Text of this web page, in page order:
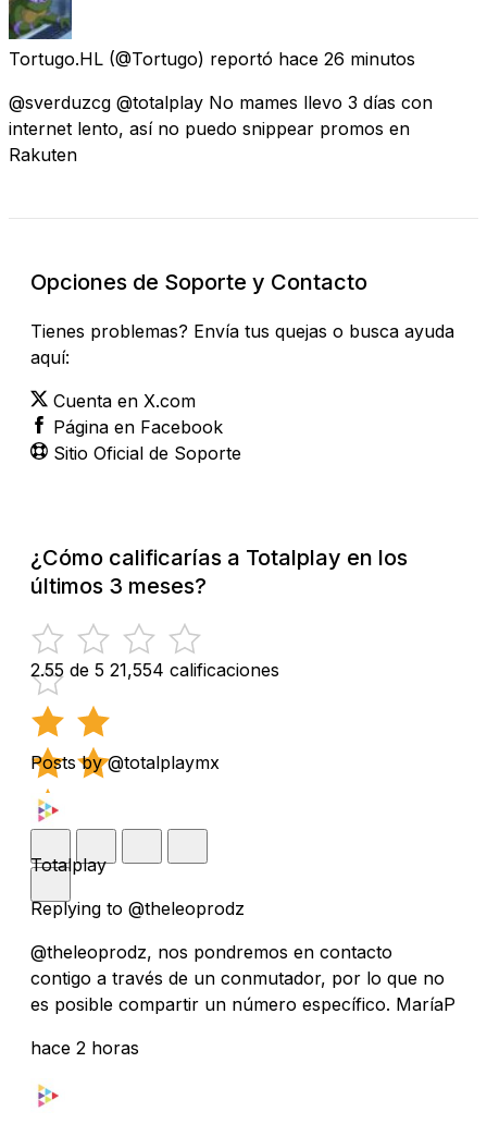
Tortugo.HL (@Tortugo) reportó hace 26 minutos
@sverduzcg @totalplay No mames llevo 3 días con
internet lento, así no puedo snippear promos en
Rakuten
Opciones de Soporte y Contacto
Tienes problemas? Envía tus quejas o busca ayuda
aquí:
Cuenta en X.com
Página en Facebook
Sitio Oficial de Soporte
¿Cómo calificarías a Totalplay en los
últimos 3 meses?
2.55 de 5 21,554 calificaciones
Posts by @totalplaymx
Totalplay
Replying to @theleoprodz
@theleoprodz, nos pondremos en contacto
contigo a través de un conmutador, por lo que no
es posible compartir un número específico. MaríaP
hace 2 horas